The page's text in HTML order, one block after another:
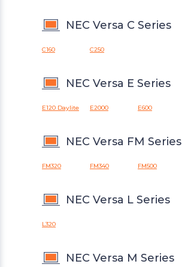
NEC Versa C Series
C160 C250
NEC Versa E Series
E120 Daylite E2000 E600
NEC Versa FM Series
FM320 FM340 FM500
NEC Versa L Series
L320
NEC Versa M Series